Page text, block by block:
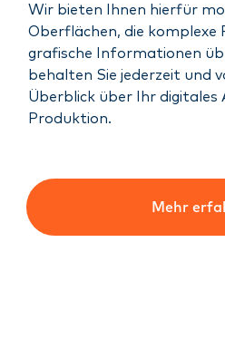
Wir bieten Ihnen hierfür
Oberflächen, die komplexe
grafische Informationen
behalten Sie jederzeit und
Überblick über Ihr digitales
Produktion.
Mehr